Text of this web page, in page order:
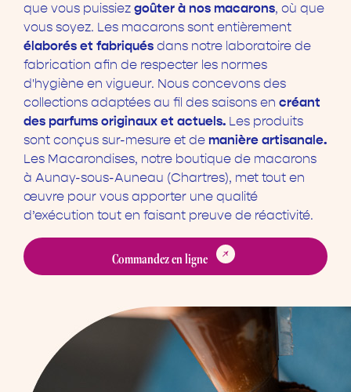
que vous puissiez goûter à nos macarons, où que
vous soyez. Les macarons sont entièrement
élaborés et fabriquésdans notre laboratoire de
fabrication afin de respecter les normes
d'hygiène en vigueur. Nous concevons des
collections adaptées au fil des saisons en créant
des parfums originaux et actuels.Les produits
sont conçus sur-mesure et demanière artisanale.
Les Macarondises, notre boutique de macarons
à Aunay-sous-Auneau (Chartres), met tout en
œuvre pour vous apporter une qualité
d’exécution tout en faisant preuve de réactivité.
Commandez en ligne